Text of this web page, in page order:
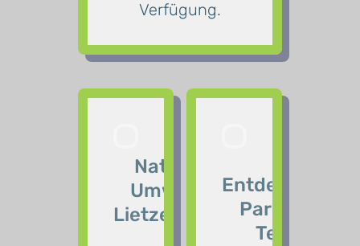
Verfügung.
Natur- und
Umweltpfad
LietzenseeparkParkring
Tempelhof